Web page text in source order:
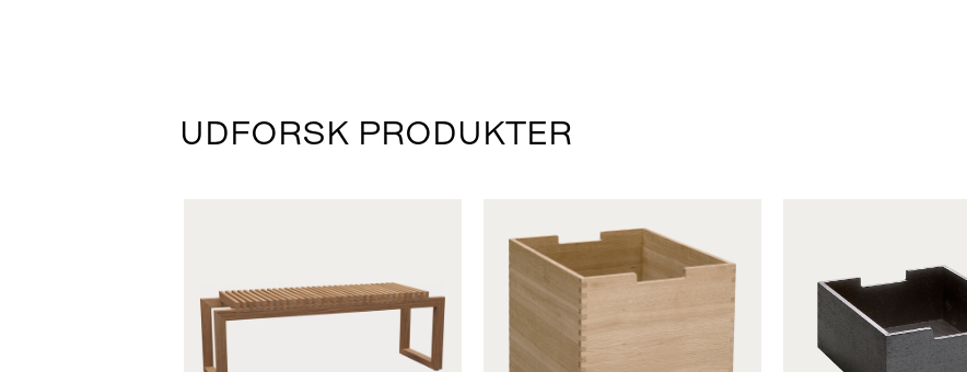
UDFORSK PRODUKTER